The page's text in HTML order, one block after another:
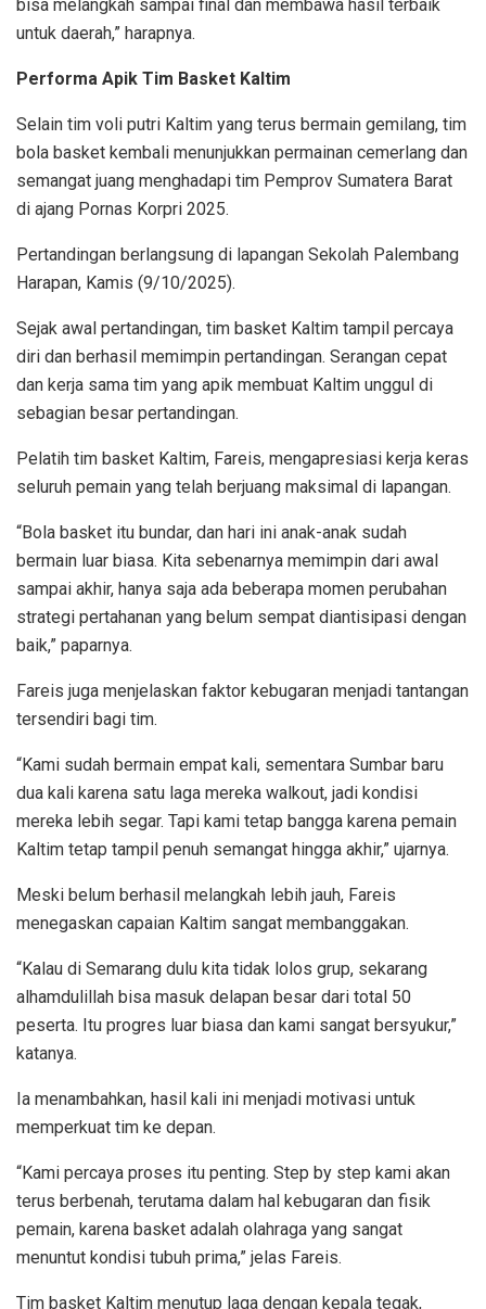
bisa melangkah sampai final dan membawa hasil terbaik
untuk daerah,” harapnya.
Performa Apik Tim Basket Kaltim
Selain tim voli putri Kaltim yang terus bermain gemilang, tim
bola basket kembali menunjukkan permainan cemerlang dan
semangat juang menghadapi tim Pemprov Sumatera Barat
di ajang Pornas Korpri 2025.
Pertandingan berlangsung di lapangan Sekolah Palembang
Harapan, Kamis (9/10/2025).
Sejak awal pertandingan, tim basket Kaltim tampil percaya
diri dan berhasil memimpin pertandingan. Serangan cepat
dan kerja sama tim yang apik membuat Kaltim unggul di
sebagian besar pertandingan.
Pelatih tim basket Kaltim, Fareis, mengapresiasi kerja keras
seluruh pemain yang telah berjuang maksimal di lapangan.
“Bola basket itu bundar, dan hari ini anak-anak sudah
bermain luar biasa. Kita sebenarnya memimpin dari awal
sampai akhir, hanya saja ada beberapa momen perubahan
strategi pertahanan yang belum sempat diantisipasi dengan
baik,” paparnya.
Fareis juga menjelaskan faktor kebugaran menjadi tantangan
tersendiri bagi tim.
“Kami sudah bermain empat kali, sementara Sumbar baru
dua kali karena satu laga mereka walkout, jadi kondisi
mereka lebih segar. Tapi kami tetap bangga karena pemain
Kaltim tetap tampil penuh semangat hingga akhir,” ujarnya.
Meski belum berhasil melangkah lebih jauh, Fareis
menegaskan capaian Kaltim sangat membanggakan.
“Kalau di Semarang dulu kita tidak lolos grup, sekarang
alhamdulillah bisa masuk delapan besar dari total 50
peserta. Itu progres luar biasa dan kami sangat bersyukur,”
katanya.
Ia menambahkan, hasil kali ini menjadi motivasi untuk
memperkuat tim ke depan.
“Kami percaya proses itu penting. Step by step kami akan
terus berbenah, terutama dalam hal kebugaran dan fisik
pemain, karena basket adalah olahraga yang sangat
menuntut kondisi tubuh prima,” jelas Fareis.
Tim basket Kaltim menutup laga dengan kepala tegak,